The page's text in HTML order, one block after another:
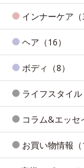
インナーケア（
ヘア（16）
ボディ（8）
ライフスタイル
コラム&エッセ
お買い物情報（